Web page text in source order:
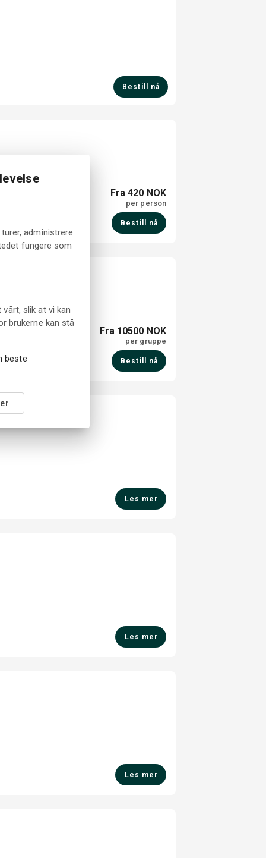
Bestill nå
Fra 420 NOK
per person
Bestill nå
Fra 10500 NOK
per gruppe
Bestill nå
Les mer
Les mer
Les mer
administrere
fungere som
slik at vi kan
brukerne kan stå
beste